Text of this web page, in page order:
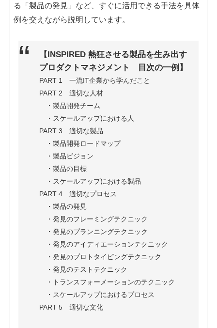
る「製品の発見」など、すぐに活用できる手法を具体
例を交えながら説明しています。
【INSPIRED 熱狂させる製品を生み出す
プロダクトマネジメント 目次の一例】
PART 1 一流IT企業から学んだこと
PART 2 適切な人材
・製品開発チーム
・スケールアップにおける人
PART 3 適切な製品
・製品開発ロードマップ
・製品ビジョン
・製品の目標
・スケールアップにおける製品
PART 4 適切なプロセス
・製品の発見
・発見のフレーミングテクニック
・発見のプランニングテクニック
・発見のアイディエーションテクニック
・発見のプロトタイピングテクニック
・発見のテストテクニック
・トランスフォーメーションのテクニック
・スケールアップにおけるプロセス
PART 5 適切な文化